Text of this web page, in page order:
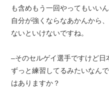
も含めもう一回やってもいい
自分が強くならなあかんから
ないといけないですね。
–そのセルゲイ選手ですけど日
ずっと練習してるみたいなん
はありますか？